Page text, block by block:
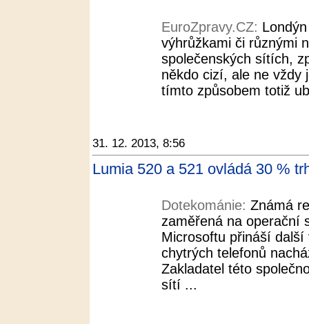
EuroZpravy.CZ:
výhrůžkami či různými
společenských sítích,
někdo cizí, ale ne vždy
tímto způsobem totiž
31. 12. 2013, 8:56
Lumia 520 a 521 ovládá 30 %
Dotekománie: Známá
zaměřená na operační
Microsoftu přináší
chytrých telefonů
Zakladatel této
sítí ...